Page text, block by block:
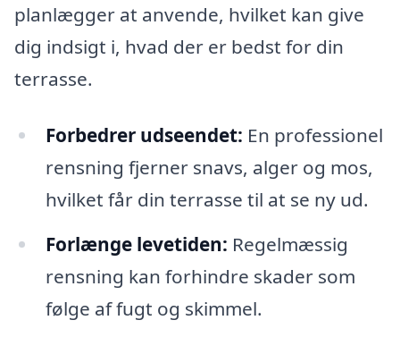
planlægger at anvende, hvilket kan give
dig indsigt i, hvad der er bedst for din
terrasse.
Forbedrer udseendet: En professionel
rensning fjerner snavs, alger og mos,
hvilket får din terrasse til at se ny ud.
Forlænge levetiden: Regelmæssig
rensning kan forhindre skader som
følge af fugt og skimmel.